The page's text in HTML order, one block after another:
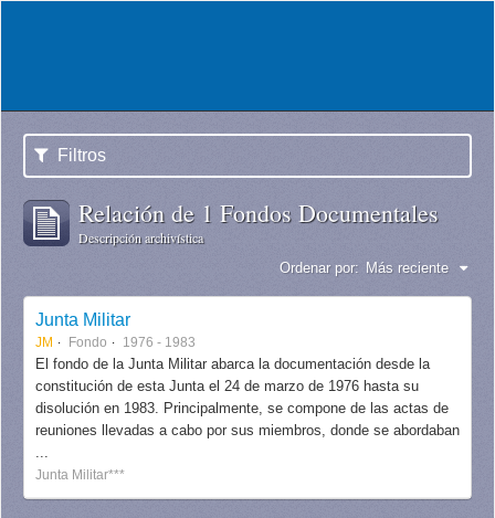
Filtros
Relación de 1 Fondos Documentales
Descripción archivística
Ordenar por: Más reciente
Junta Militar
JM Fondo 1976 - 1983
El fondo de la Junta Militar abarca la documentación desde la
constitución de esta Junta el 24 de marzo de 1976 hasta su
disolución en 1983. Principalmente, se compone de las actas de
reuniones llevadas a cabo por sus miembros, donde se abordaban
...
Junta Militar***